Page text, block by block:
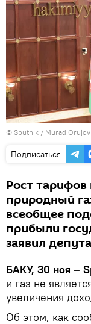
© Sputnik / Murad Orujov
Подписаться
Рост тарифов
природный
всеобщее
прибыли
заявил
БАКУ, 30 ноя –
и газ не
увеличения
Об этом, как